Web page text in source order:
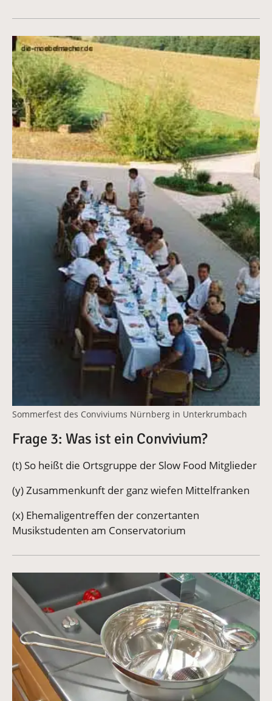
Vergrößerte Version anzeigen
Sommerfest des Conviviums Nürnberg in Unterkrumbach
Frage 3: Was ist ein Convivium?
(t) So heißt die Ortsgruppe der Slow Food Mitglieder
(y) Zusammenkunft der ganz wiefen Mittelfranken
(x) Ehemaligentreffen der conzertanten
Musikstudenten am Conservatorium
Vergrößerte Version anzeigen